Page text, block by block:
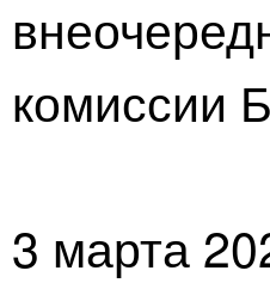
комиссии
3 марта